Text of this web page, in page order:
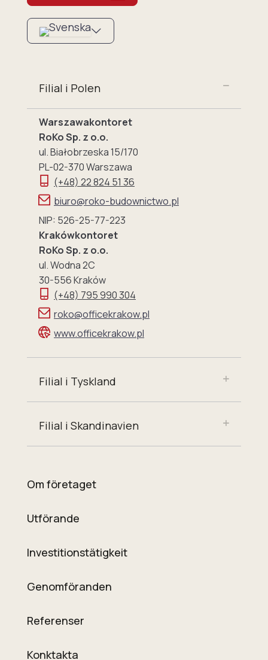
Filial i Polen
Warszawakontoret
RoKo Sp. z o.o.
ul. Białobrzeska 15/170
PL-02-370 Warszawa
(+48) 22 824 51 36
biuro@roko-budownictwo.pl
NIP: 526-25-77-223
Krakówkontoret
RoKo Sp. z o.o.
ul. Wodna 2C
30-556 Kraków
(+48) 795 990 304
roko@officekrakow.pl
www.officekrakow.pl
Filial i Tyskland
Filial i Skandinavien
Om företaget
Utförande
Investitionstätigkeit
Genomföranden
Referenser
Konktakta